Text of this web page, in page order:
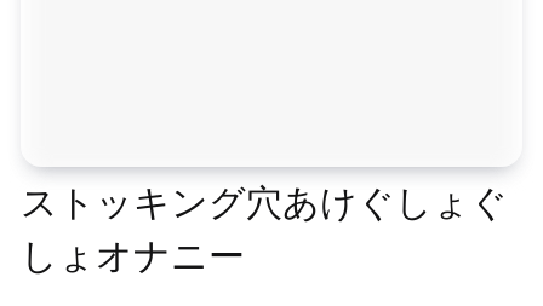
ストッキング穴あけぐしょぐ
しょオナニー